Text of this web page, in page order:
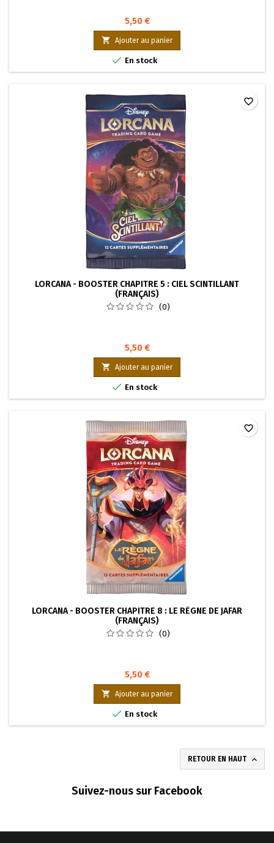
5,50 €
 Ajouter au panier
 En stock
LORCANA - BOOSTER CHAPITRE 5 : CIEL SCINTILLANT
(FRANÇAIS)
(0)
5,50 €
 Ajouter au panier
 En stock
favorite_border
LORCANA - BOOSTER CHAPITRE 8 : LE RÈGNE DE JAFAR
(FRANÇAIS)
(0)
5,50 €
 Ajouter au panier
 En stock
favorite_border
RETOUR EN HAUT 
Suivez-nous sur Facebook